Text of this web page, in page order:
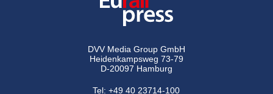
DVV Media Group GmbH
Heidenkampsweg 73-79
D-20097 Hamburg
Tel:+49 40 23714-100